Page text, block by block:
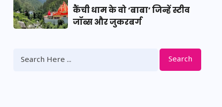
कैंची धाम के वो ‘बाबा’ जिन्हें स्टीव
जॉब्स और जुकरबर्ग
Search